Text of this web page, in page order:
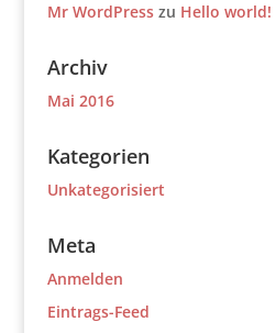
Mr WordPresszu Hello world!
Archiv
Mai 2016
Kategorien
Unkategorisiert
Meta
Anmelden
Eintrags-Feed